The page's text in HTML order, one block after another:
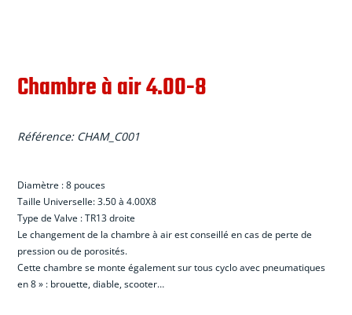
Chambre à air 4.00-8
Référence: CHAM_C001
Diamètre : 8 pouces
Taille Universelle: 3.50à 4.00X8
Type de Valve : TR13 droite
Le changement de la chambreà air est conseillé en cas de perte de
pression ou de porosités.
Cette chambre se monteégalement sur tous cyclo avec pneumatiques
en 8 » : brouette, diable, scooter…